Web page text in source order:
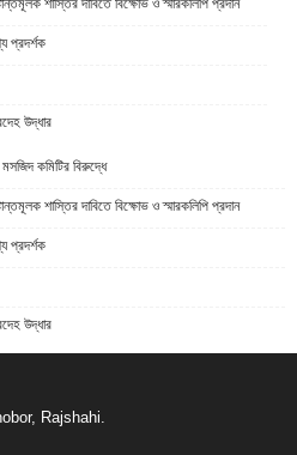
প্রদর্শক
উদ্ধার
কমিটির বিরুদ্ধে
শাস্তির দাবিতে বিক্ষোভ ও স্মারকলিপি প্রদান
প্রদর্শক
উদ্ধার